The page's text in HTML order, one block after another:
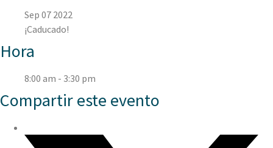
Sep 07 2022
¡Caducado!
Hora
8:00 am - 3:30 pm
Compartir este evento